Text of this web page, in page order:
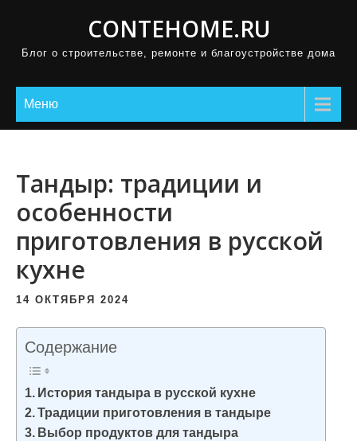
CONTEHOME.RU
Блог о строительстве, ремонте и благоустройстве дома
Меню
Тандыр: традиции и
особенности
приготовления в русской
кухне
14 ОКТЯБРЯ 2024
Содержание
История тандыра в русской кухне
Традиции приготовления в тандыре
Выбор продуктов для тандыра